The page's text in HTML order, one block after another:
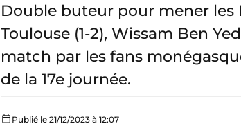
Double buteur pour mener les
Toulouse (1-2), Wissam Ben
match par les fans
de la 17e journée.
Publié le 21/12/2023 à 12:07